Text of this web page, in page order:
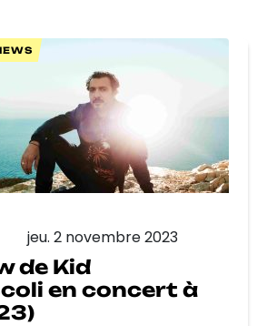
jeu. 2 novembre 2023
de Kid
en concert à